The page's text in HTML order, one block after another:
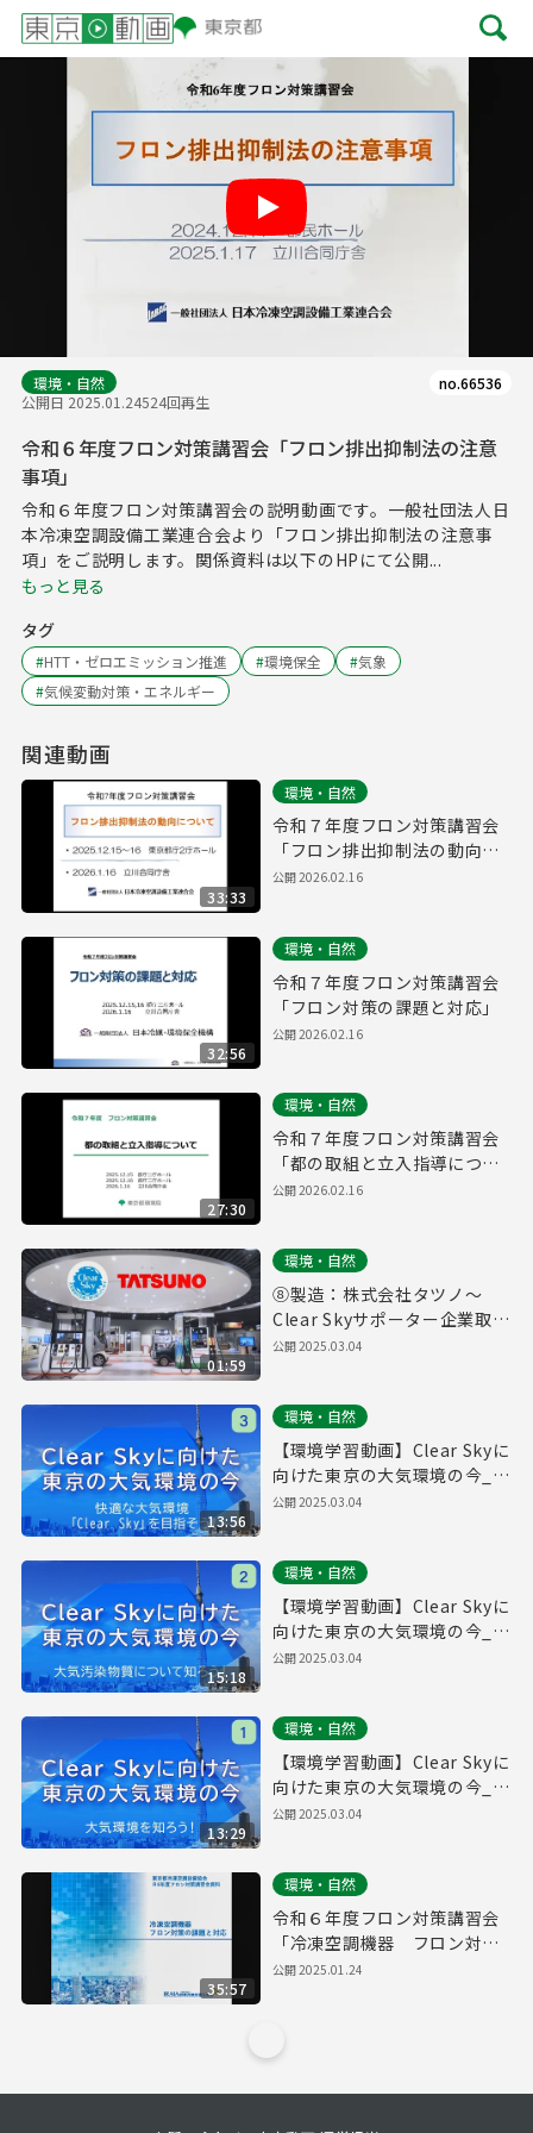
環境・自然
公開日 2025.01.24524回再生
no.66536
令和６年度フロン対策講習会「フロン排出抑制法の注意
事項」
令和６年度フロン対策講習会の説明動画です。一般社団法人日
本冷凍空調設備工業連合会より「フロン排出抑制法の注意事
項」をご説明します。関係資料は以下のHPにて公開...
もっと見る
タグ
#HTT・ゼロエミッション推進 #環境保全 #気象
#気候変動対策・エネルギー
関連動画
33:33
環境・自然
令和７年度フロン対策講習会
「フロン排出抑制法の動向に
ついて」
公開2026.02.16
32:56
環境・自然
令和７年度フロン対策講習会
「フロン対策の課題と対応」
公開2026.02.16
27:30
環境・自然
令和７年度フロン対策講習会
「都の取組と立入指導につい
て」
公開2026.02.16
01:59
環境・自然
⑧製造：株式会社タツノ～
Clear Skyサポーター企業取組
紹介～
公開2025.03.04
13:56
環境・自然
【環境学習動画】Clear Skyに
向けた東京の大気環境の今_③
快適な大気環境「Clear Sky」
公開2025.03.04
15:18
環境・自然
【環境学習動画】Clear Skyに
向けた東京の大気環境の今_②
大気汚染物質について知ろ
公開2025.03.04
13:29
環境・自然
【環境学習動画】Clear Skyに
向けた東京の大気環境の今_①
大気環境を知ろう！
公開2025.03.04
35:57
環境・自然
令和６年度フロン対策講習会
「冷凍空調機器 フロン対策
の課題と対応」
公開2025.01.24